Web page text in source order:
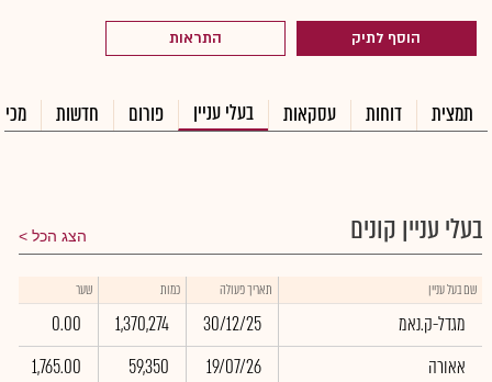
הוסף לתיק התראות
תמצית דוחות עסקאות בעלי עניין פורום חדשות
בעלי עניין קונים הצג הכל
שם בעל עניין תאריך פעולה כמות שער
מגדל-ק.נאמ 30/12/25
1,370,274
0.00
אאורה
19/07/26
59,350
1,765.00